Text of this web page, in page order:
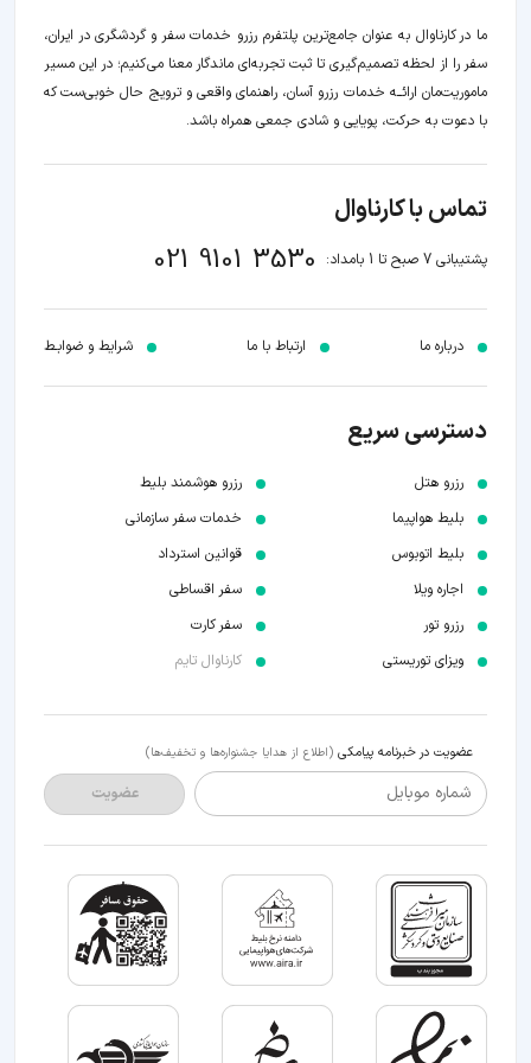
ما در کارناوال به عنوان جامع‌ترین پلتفرم رزرو خدمات سفر و گردشگری در ایران،
سفر را از لحظه‌ تصمیم‌گیری تا ثبت تجربه‌ای ماندگار معنا می‌کنیم؛ در این مسیر‍
ماموریت‌مان اراﺋــﻪ خدمات رزرو آسان، راهنمای واقعی و ترویج حال خوبی‌ست که
با دعوت به حرکت، پویایی و شادی جمعی همراه باشد.
تماس با کارناوال
پشتیبانی 7 صبح تا 1 بامداد: 021 9101 3530
درباره ما ارتباط با ما شرایط و ضوابـط
دسترسی سریع
رزرو هتل
بلیط هواپیما
بلیط اتوبوس
اجاره ویلا
رزرو تور
ویزای توریستی
رزرو هوشمند بلیط
خدمات سفر سازمانی
قوانین استرداد
سفر اقساطی
سفر کارت
کارناوال تایم
عضویت در خبرنامه پیامکی (اطلاع از هدایا جشنواره‌ها و تخفیف‌ها)
شماره موبایل عضویت